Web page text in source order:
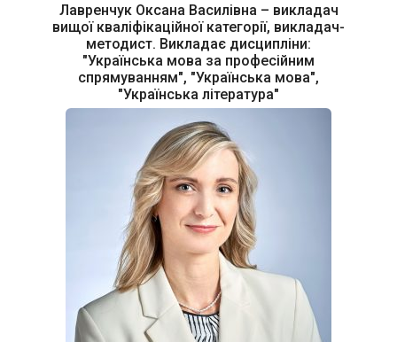
Лавренчук Оксана Василівна – викладач
вищої кваліфікаційної категорії, викладач-
методист. Викладає дисципліни:
"Українська мова за професійним
спрямуванням", "Українська мова",
"Українська література"